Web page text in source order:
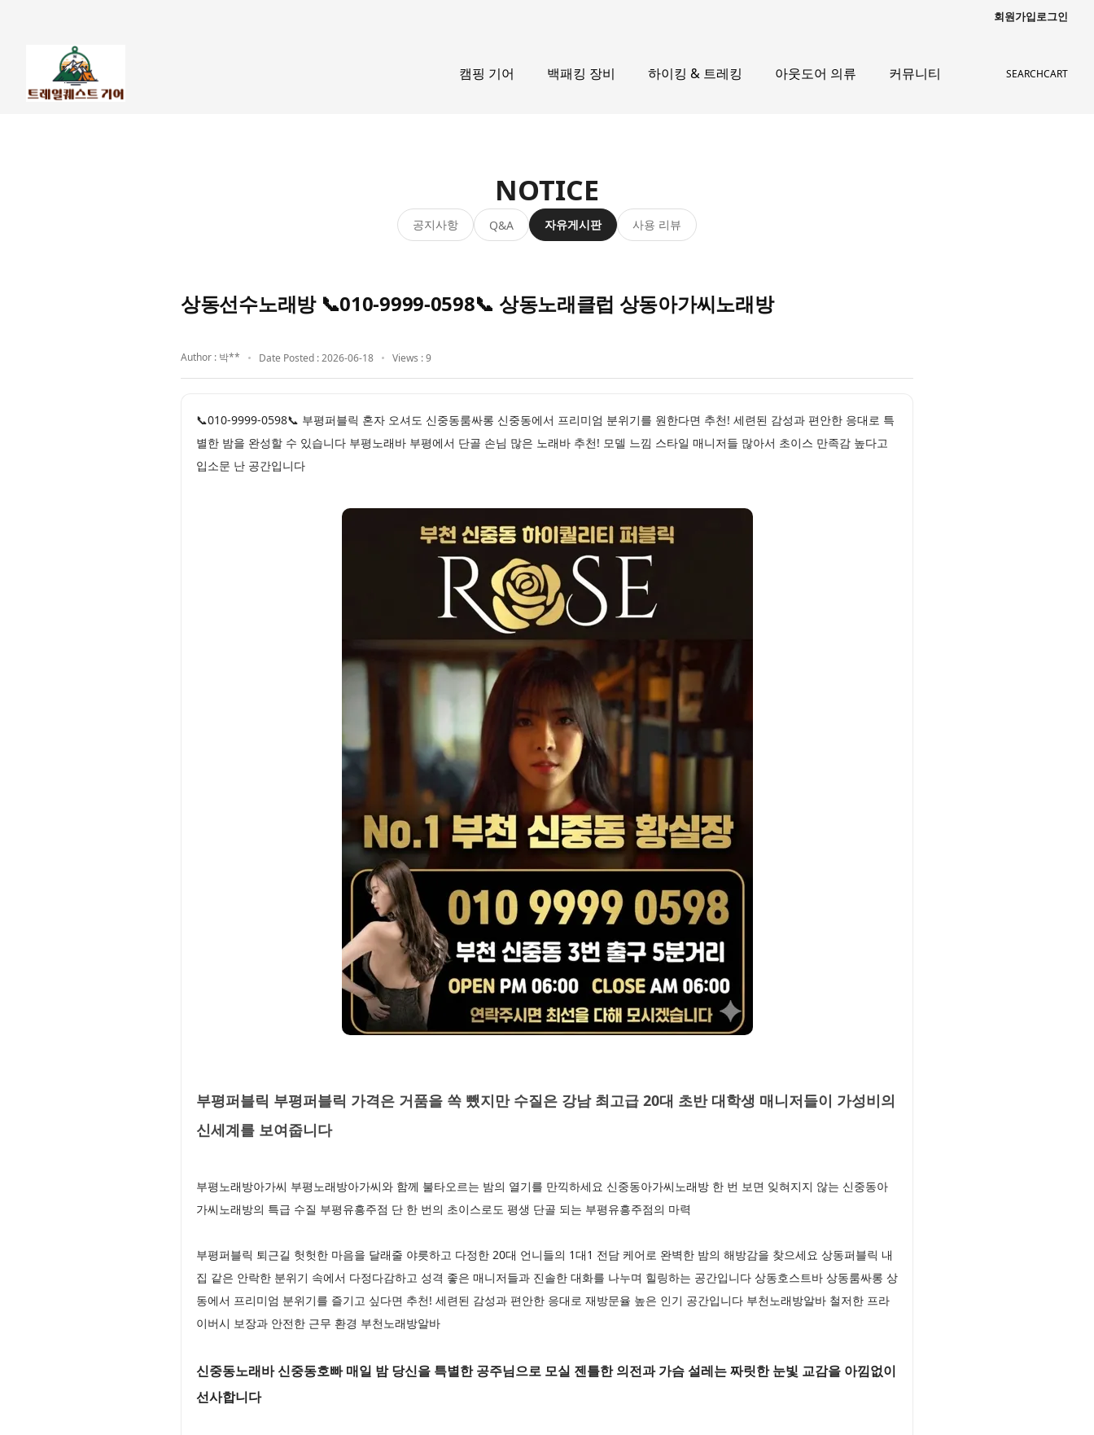
회원가입로그인
캠핑 기어 백패킹 장비 하이킹 & 트레킹 아웃도어 의류 커뮤니티 SEARCHCART
NOTICE
공지사항 Q&A 자유게시판 사용 리뷰
상동선수노래방 📞010-9999-0598📞 상동노래클럽 상동아가씨노래방
Author : 박** Date Posted : 2026-06-18 Views : 9
📞010-9999-0598📞 부평퍼블릭 혼자 오셔도 신중동룸싸롱 신중동에서 프리미엄 분위기를 원한다면 추천! 세련된 감성과 편안한 응대로 특
별한 밤을 완성할 수 있습니다 부평노래바 부평에서 단골 손님 많은 노래바 추천! 모델 느낌 스타일 매니저들 많아서 초이스 만족감 높다고
입소문 난 공간입니다
부평퍼블릭 부평퍼블릭 가격은 거품을 쏙 뺐지만 수질은 강남 최고급 20대 초반 대학생 매니저들이 가성비의
신세계를 보여줍니다
부평노래방아가씨 부평노래방아가씨와 함께 불타오르는 밤의 열기를 만끽하세요 신중동아가씨노래방 한 번 보면 잊혀지지 않는 신중동아
가씨노래방의 특급 수질 부평유흥주점 단 한 번의 초이스로도 평생 단골 되는 부평유흥주점의 마력
부평퍼블릭 퇴근길 헛헛한 마음을 달래줄 야릇하고 다정한 20대 언니들의 1대1 전담 케어로 완벽한 밤의 해방감을 찾으세요 상동퍼블릭 내
집 같은 안락한 분위기 속에서 다정다감하고 성격 좋은 매니저들과 진솔한 대화를 나누며 힐링하는 공간입니다 상동호스트바 상동룸싸롱 상
동에서 프리미엄 분위기를 즐기고 싶다면 추천! 세련된 감성과 편안한 응대로 재방문율 높은 인기 공간입니다 부천노래방알바 철저한 프라
이버시 보장과 안전한 근무 환경 부천노래방알바
신중동노래바 신중동호빠 매일 밤 당신을 특별한 공주님으로 모실 젠틀한 의전과 가슴 설레는 짜릿한 눈빛 교감을 아낌없이
선사합니다